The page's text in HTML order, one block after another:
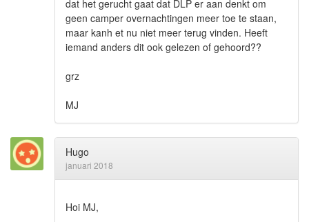
dat het gerucht gaat dat DLP er aan denkt om
geen camper overnachtingen meer toe te staan,
maar kanh et nu niet meer terug vinden. Heeft
iemand anders dit ook gelezen of gehoord??
grz
MJ
Hugo
januari 2018
Hoi MJ,